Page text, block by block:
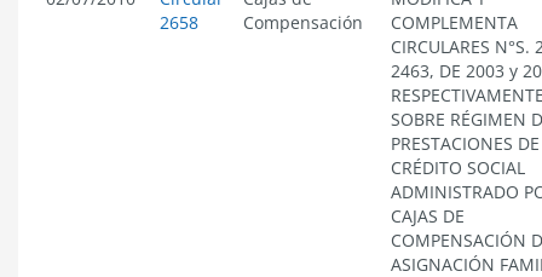
2658
Compensación
COMPLEMENTA
CIRCULARES N°S.
2463, DE 2003 y
SOBRE RÉGIMEN
PRESTACIONES DE
CRÉDITO SOCIAL
ADMINISTRADO
CAJAS DE
COMPENSACIÓN
ASIGNACIÓN